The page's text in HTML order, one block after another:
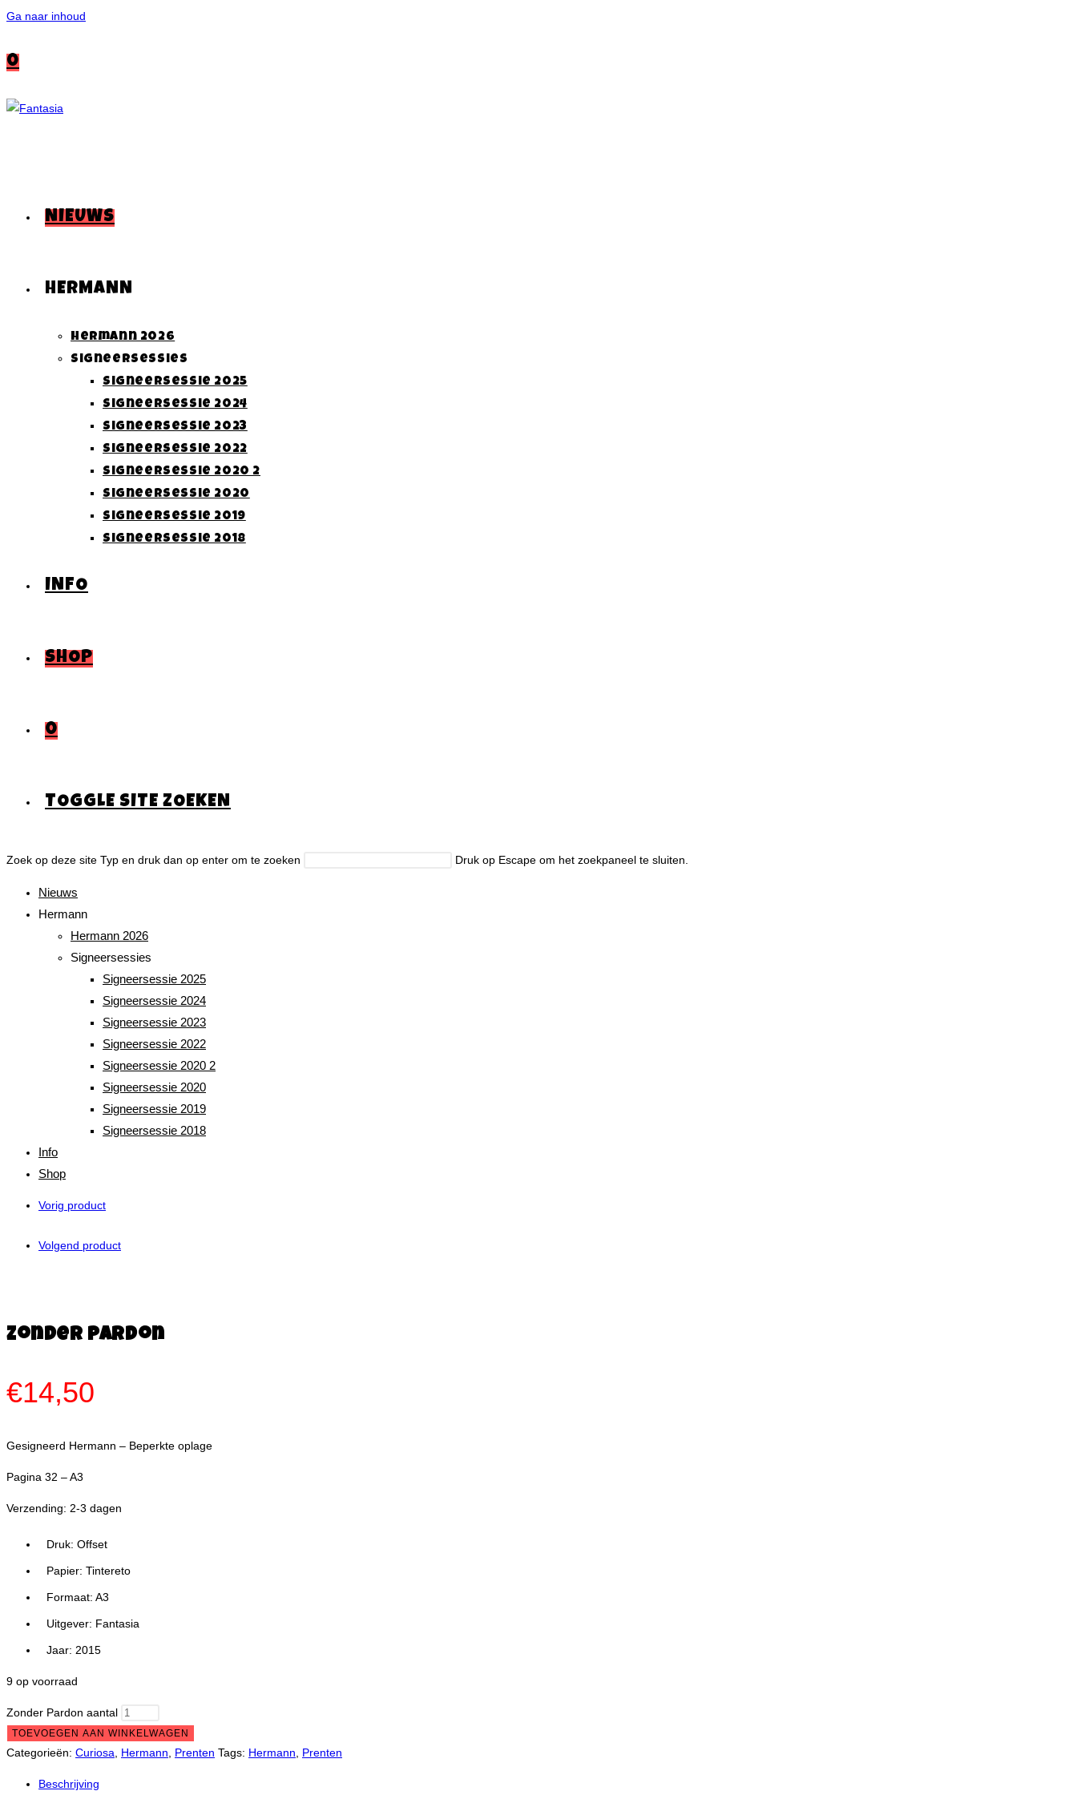
Ga naar inhoud
0
NIEUWS
HERMANN
Hermann 2026
Signeersessies
Signeersessie 2025
Signeersessie 2024
Signeersessie 2023
Signeersessie 2022
Signeersessie 2020 2
Signeersessie 2020
Signeersessie 2019
Signeersessie 2018
INFO
SHOP
0
TOGGLE SITE ZOEKEN
Zoek op deze site Typ en druk dan op enter om te zoeken Druk op Escape om het zoekpaneel te sluiten.
Nieuws
Hermann
Hermann 2026
Signeersessies
Signeersessie 2025
Signeersessie 2024
Signeersessie 2023
Signeersessie 2022
Signeersessie 2020 2
Signeersessie 2020
Signeersessie 2019
Signeersessie 2018
Info
Shop
Vorig product
Volgend product
Zonder Pardon
€14,50
Gesigneerd Hermann – Beperkte oplage
Pagina 32 – A3
Verzending: 2-3 dagen
Druk: Offset
Papier: Tintereto
Formaat: A3
Uitgever: Fantasia
Jaar: 2015
9 op voorraad
Zonder Pardon aantal
TOEVOEGEN AAN WINKELWAGEN
Categorieën: Curiosa Hermann Prenten Tags: Hermann Prenten
Beschrijving